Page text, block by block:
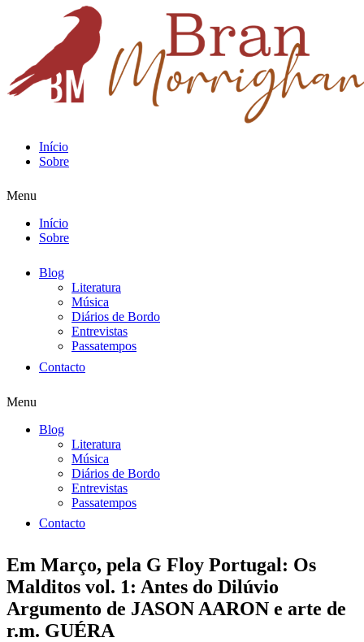
Início
Sobre
Menu
Início
Sobre
Blog
Literatura
Música
Diários de Bordo
Entrevistas
Passatempos
Contacto
Menu
Blog
Literatura
Música
Diários de Bordo
Entrevistas
Passatempos
Contacto
Em Março, pela G Floy Portugal: Os
Malditos vol. 1: Antes do Dilúvio
Argumento de JASON AARON e arte de
r.m. GUÉRA